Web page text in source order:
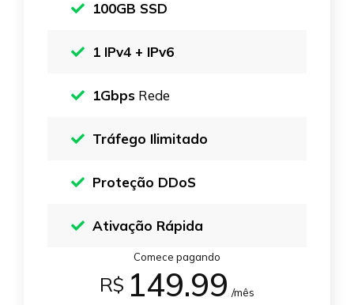
100GB SSD
1 IPv4 + IPv6
1Gbps Rede
Tráfego Ilimitado
Proteção DDoS
Ativação Rápida
Comece pagando
R$ 149.99 /mês